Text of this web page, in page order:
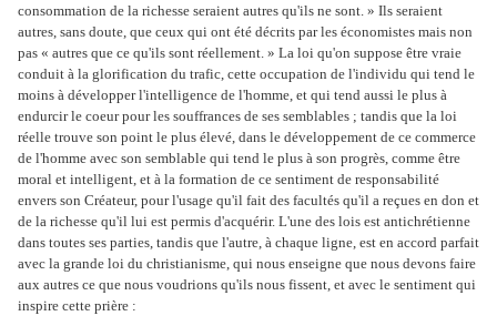
consommation de la richesse seraient autres qu'ils ne sont. » Ils seraient
autres, sans doute, que ceux qui ont été décrits par les économistes mais non
pas « autres que ce qu'ils sont réellement. » La loi qu'on suppose être vraie
conduit à la glorification du trafic, cette occupation de l'individu qui tend le
moins à développer l'intelligence de l'homme, et qui tend aussi le plus à
endurcir le coeur pour les souffrances de ses semblables ; tandis que la loi
réelle trouve son point le plus élevé, dans le développement de ce commerce
de l'homme avec son semblable qui tend le plus à son progrès, comme être
moral et intelligent, et à la formation de ce sentiment de responsabilité
envers son Créateur, pour l'usage qu'il fait des facultés qu'il a reçues en don et
de la richesse qu'il lui est permis d'acquérir. L'une des lois est antichrétienne
dans toutes ses parties, tandis que l'autre, à chaque ligne, est en accord parfait
avec la grande loi du christianisme, qui nous enseigne que nous devons faire
aux autres ce que nous voudrions qu'ils nous fissent, et avec le sentiment qui
inspire cette prière :